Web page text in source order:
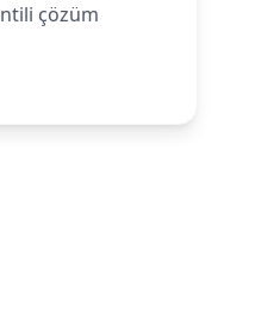
çözüm